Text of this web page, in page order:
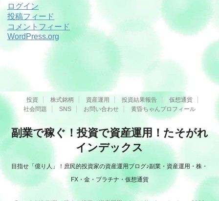
ログイン
投稿フィード
コメントフィード
WordPress.org
投資 株式銘柄 資産運用 投資結果報告
仮想通貨
社会問題
SNS お問い合わせ 黄昏ちゃんプロフィール
副業で稼ぐ！投資で資産運用！たそがれ
インデックス
目指せ「億り人」！庶民的投資家の資産運用ブログ♪副業・資産運用・株・
FX・金・プラチナ・仮想通貨